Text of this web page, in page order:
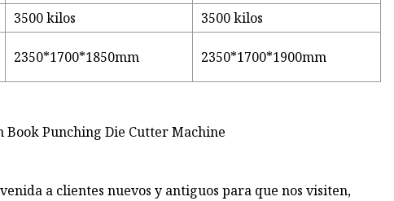
3500 kilos
3500 kilos
2350*1700*1850mm 2350*1700*1900mm
a clientes nuevos y antiguos para que nos visiten,